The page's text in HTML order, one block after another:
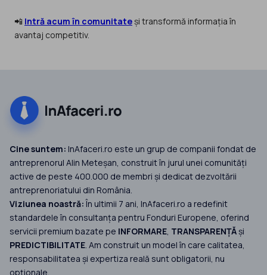
📲 Intră acum în comunitateși transformă informația în
avantaj competitiv.
Cine suntem: InAfaceri.ro este un grup de companii fondat de
antreprenorul Alin Meteșan, construit în jurul unei comunități
active de peste 400.000 de membri și dedicat dezvoltării
antreprenoriatului din România.
Viziunea noastră:În ultimii 7 ani, InAfaceri.ro a redefinit
standardele în consultanța pentru Fonduri Europene, oferind
servicii premium bazate pe INFORMARE, TRANSPARENȚĂși
PREDICTIBILITATE. Am construit un model în care calitatea,
responsabilitatea și expertiza reală sunt obligatorii, nu
opționale.